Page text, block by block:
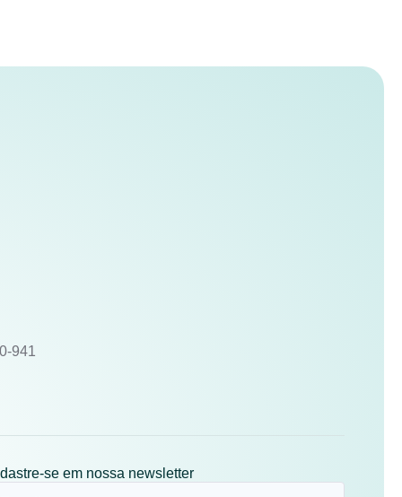
941
se em nossa newsletter